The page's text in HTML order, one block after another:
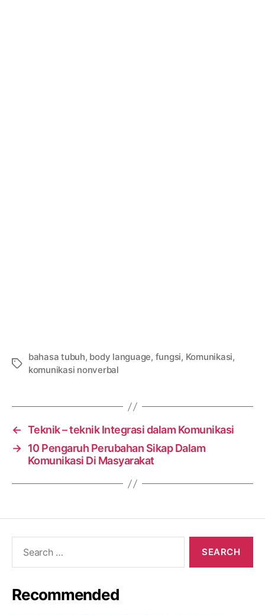
Tags
bahasa tubuh, body language, fungsi, Komunikasi,
komunikasi nonverbal
← Teknik – teknik Integrasi dalam Komunikasi
→ 10 Pengaruh Perubahan Sikap Dalam
Komunikasi Di Masyarakat
Recommended